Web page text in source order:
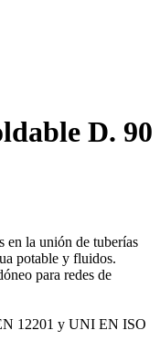
D. 90
en la unión de tuberías
potable y fluidos.
para redes de
12201 y UNI EN ISO